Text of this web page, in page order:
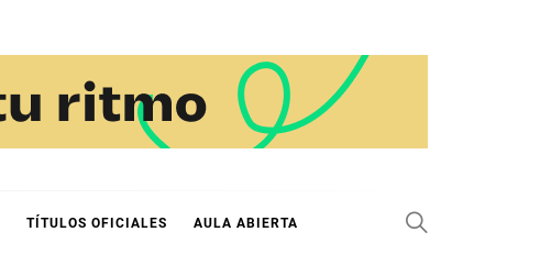
TÍTULOS OFICIALES AULA ABIERTA